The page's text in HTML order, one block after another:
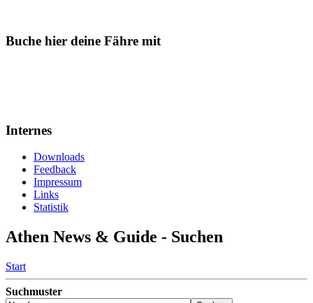
Buche hier deine Fähre mit
Internes
Downloads
Feedback
Impressum
Links
Statistik
Athen News & Guide - Suchen
Start
Suchmuster